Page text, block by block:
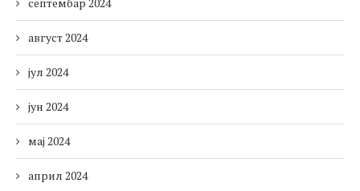
август 2024
јул 2024
јун 2024
мај 2024
април 2024